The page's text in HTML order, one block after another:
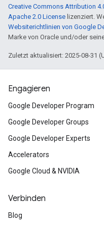
Creative Commons Attribution
Apache 2.0 License lizenziert.
Websiterichtlinien von Google
Marke von Oracle und/oder
Zuletzt aktualisiert: 2025-08-31
Engagieren
Google Developer Program
Google Developer Groups
Google Developer Experts
Accelerators
Google Cloud & NVIDIA
Verbinden
Blog